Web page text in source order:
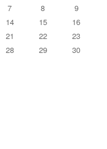
7 8
9
14 15
16
21 22
23
28 29
30